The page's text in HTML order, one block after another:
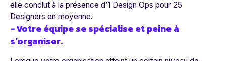
elle conclut à la présence d’1 Design Ops pour 25
Designers en moyenne.
-Votre équipe se spécialise et peine à
s’organiser.